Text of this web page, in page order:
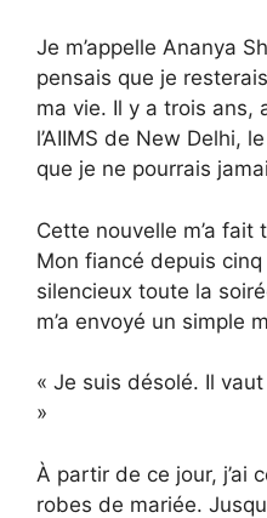
Je m’appelle Ananya
pensais que je
ma vie. Il y a trois ans,
l’AIIMS de New Delhi,
que je ne pourrais
Cette nouvelle m’a
Mon fiancé depuis
silencieux toute la
m’a envoyé un simple
« Je suis désolé. Il vaut
»
À partir de ce jour, j’ai
robes de mariée.